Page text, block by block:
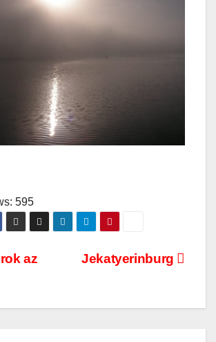
595
Jekatyerinburg
az